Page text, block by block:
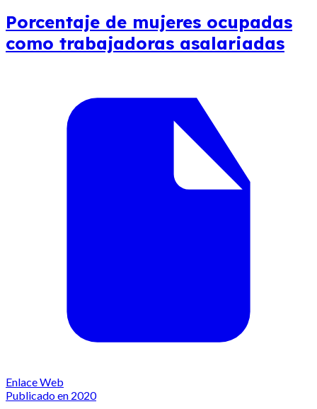
Porcentaje de mujeres ocupadas
como trabajadoras asalariadas
Enlace Web
Publicado en 2020